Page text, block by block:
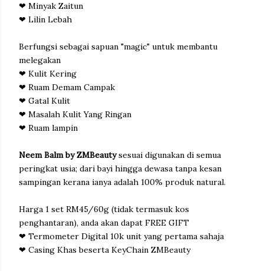
❤ Minyak Zaitun
❤ Lilin Lebah
Berfungsi sebagai sapuan "magic" untuk membantu
melegakan
❤ Kulit Kering
❤ Ruam Demam Campak
❤ Gatal Kulit
❤ Masalah Kulit Yang Ringan
❤ Ruam lampin
Neem Balm by ZMBeautysesuai digunakan di semua
peringkat usia; dari bayi hingga dewasa tanpa kesan
sampingan kerana ianya adalah 100% produk natural.
Harga 1 set RM45/60g (tidak termasuk kos
penghantaran), anda akan dapat FREE GIFT
❤ Termometer Digital 10k unit yang pertama sahaja
❤ Casing Khas beserta KeyChain ZMBeauty